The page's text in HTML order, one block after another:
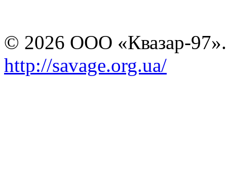
© 2026 ООО «Квазар-
http://savage.org.ua/